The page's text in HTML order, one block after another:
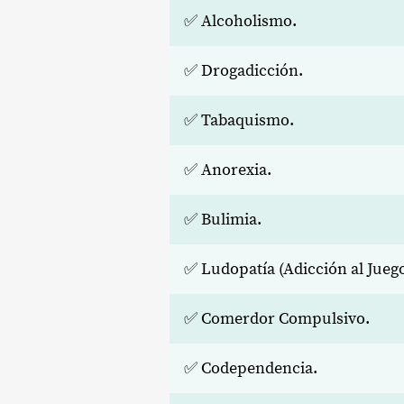
✅ Alcoholismo.
✅ Drogadicción.
✅ Tabaquismo.
✅ Anorexia.
✅ Bulimia.
✅ Ludopatía (Adicción al
✅ Comerdor Compulsivo.
✅ Codependencia.